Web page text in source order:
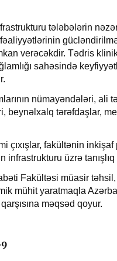
tələbələrin
verəcəkdir. Tədris
sahəsində
nümayəndələri, ali
beynəlxalq tərəfdaşlar,
çıxışlar, fakültənin
infrastrukturu üzrə
Fakültəsi müasir
mühit yaratmaqla
məqsəd qoyur.